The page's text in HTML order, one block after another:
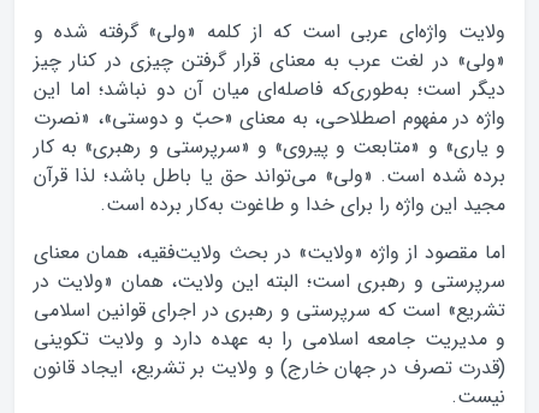
ولایت واژه‌ای عربی است که از کلمه «ولی» گرفته شده و
«ولی» در لغت عرب به معنای قرار گرفتن چیزی در کنار چیز
دیگر است؛ به‌طوری‌که فاصله‌ای میان آن دو نباشد؛ اما این
واژه در مفهوم اصطلاحی، به معنای «حبّ و دوستی»، «نصرت
و یاری» و «متابعت و پیروی» و «سرپرستی و رهبری» به کار
برده شده است. «ولی» می‌تواند حق یا باطل باشد؛ لذا قرآن
مجید این واژه را برای خدا و طاغوت به‌کار برده است.
اما مقصود از واژه «ولایت» در بحث ولایت‌فقیه، همان معنای
سرپرستی و رهبری است؛ البته این ولایت، همان «ولایت در
تشریع» است که سرپرستی و رهبری در اجرای قوانین اسلامی
و مدیریت جامعه اسلامی را به عهده دارد و ولایت تکوینی
(قدرت تصرف در جهان خارج) و ولایت بر تشریع، ایجاد قانون
نیست.